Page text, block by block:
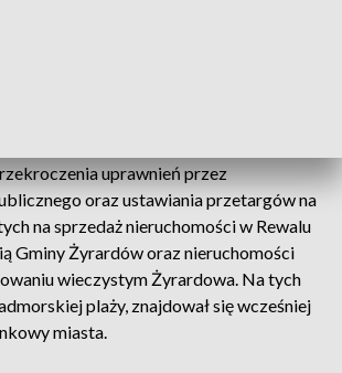
uprawnień przez
oraz ustawiania przetargów na
na sprzedaż nieruchomości w Rewalu
Gminy Żyrardów oraz nieruchomości
wieczystym Żyrardowa. Na tych
plaży, znajdował się wcześniej
miasta.